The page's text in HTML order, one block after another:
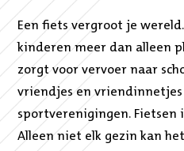
Een fiets vergroot je
kinderen meer dan alleen
zorgt voor vervoer naar
vriendjes en
sportverenigingen. Fietsen
Alleen niet elk gezin kan